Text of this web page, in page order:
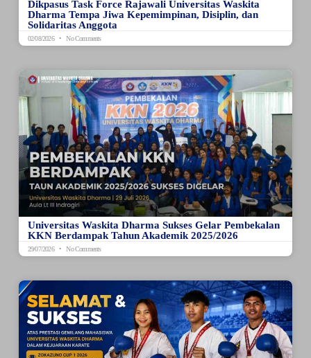
Dikpasus Task Force Rajawali Universitas Waskita
Dharma Tempa Jiwa Kepemimpinan, Disiplin, dan
Solidaritas Anggota
02/08/2026 No Comments
Universitas Waskita Dharma Sukses Gelar Pembekalan
KKN Berdampak Tahun Akademik 2025/2026
29/07/2026 No Comments